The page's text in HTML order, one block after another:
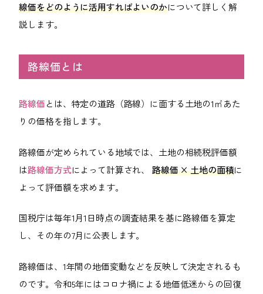
線価をどのように活用すればよいのかについて詳しく解
説します。
路線価とは
路線価とは、特定の道路（路線）に面する土地の1㎡あた
りの価格を指します。
路線価が定められている地域では、土地の相続税評価額
は路線価方式によって計算され、路線価 × 土地の面積に
よって評価額を求めます。
国税庁は毎年1月1日時点の調査結果を基に路線価を算定
し、その年の7月に公表します。
路線価は、1年間の地価変動などを反映して決定されるも
のです。令和5年にはコロナ禍による地価低迷からの回復